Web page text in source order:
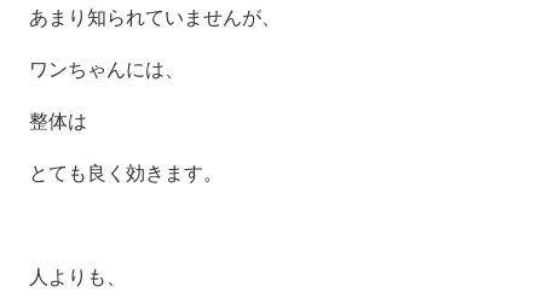
あまり知られていませんが、
ワンちゃんには、
整体は
とても良く効きます。
人よりも、